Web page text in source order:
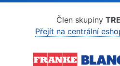
Člen skupiny
Přejít na centrální